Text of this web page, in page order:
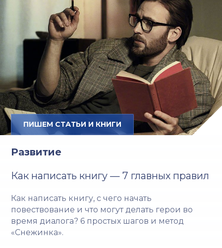
ПИШЕМ СТАТЬИ И КНИГИ
Развитие
Как написать книгу — 7 главных правил
Как написать книгу, с чего начать
повествование и что могут делать герои во
время диалога? 6 простых шагов и метод
«Снежинка».